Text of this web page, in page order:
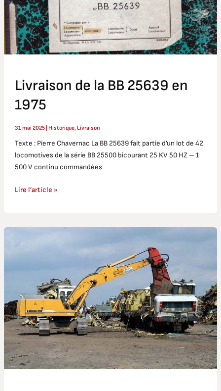
Livraison de la BB 25639 en
1975
31 mai 2025 | Historique, Livraison
Texte : Pierre Chavernac La BB 25639 fait partie d’un lot de 42
locomotives de la série BB 25500 bicourant 25 KV 50 HZ – 1
500 V continu commandées
1975
Lire l’article »